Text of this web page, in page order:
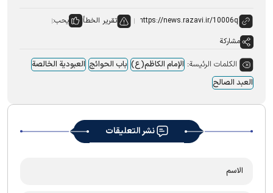
تقرير الخطأ
يحب:
مشاركة
الكلمات الرئيسة: الإمام الکاظم(ع) باب الحوائج العبودیة الخالصة
العبد الصالح
نشر التعليقات